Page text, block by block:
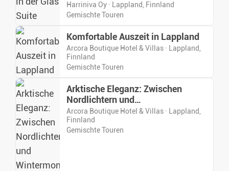
Harriniva Oy · Lappland, Finnland
Gemischte Touren
Komfortable Auszeit in Lappland
Arcora Boutique Hotel & Villas · Lappland,
Finnland
Gemischte Touren
Arktische Eleganz: Zwischen
Nordlichtern und
Wintermomenten
Arcora Boutique Hotel & Villas · Lappland,
Finnland
Gemischte Touren